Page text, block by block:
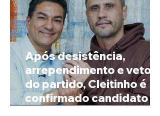
Após desistência,
arrependimento e veto
do partido, Cleitinho é
confirmado candidato ao